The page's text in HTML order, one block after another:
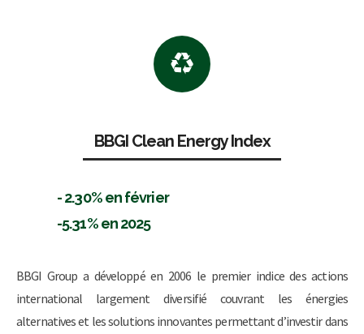
BBGI Clean Energy Index
- 2.30% en février
-5.31% en 2025
BBGI Group a développé en 2006 le premier indice des actions
international largement diversifié couvrant les énergies
alternatives et les solutions innovantes permettant d’investir dans